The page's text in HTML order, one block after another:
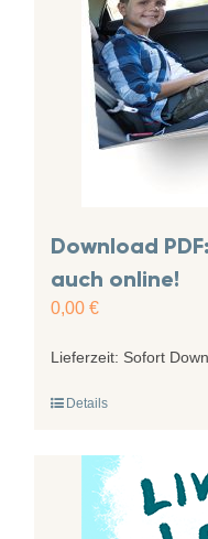
Download
auch online!
0,00 €
Lieferzeit: Sofort
Details